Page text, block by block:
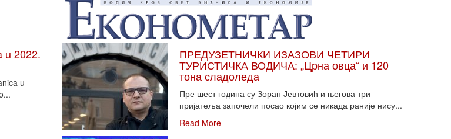
u 2022.
u
ПРЕДУЗЕТНИЧКИ ИЗАЗОВИ ЧЕТИРИ
ТУРИСТИЧКА ВОДИЧА: „Црна овца“ и 120
тона сладоледа
Пре шест година су Зоран Јевтовић и његова три
пријатеља започели посао којим се никада раније нису...
Read More